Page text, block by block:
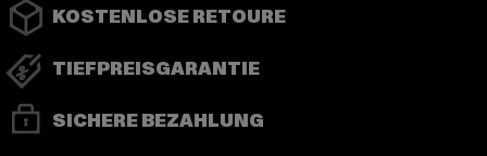
KOSTENLOSE RETOURE
TIEFPREISGARANTIE
SICHERE BEZAHLUNG